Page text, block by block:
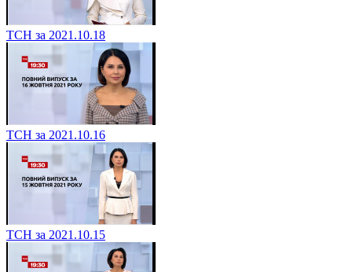
ТСН за 2021.10.18
ТСН за 2021.10.16
ТСН за 2021.10.15